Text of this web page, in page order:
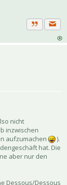
Zitat
nicht
inzwischen
aufzumachen
).
hat. Die
aber nur den
Dessous/Dessous